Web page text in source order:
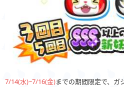
7/14(水)~7/16(金)までの期間限定で、ガ